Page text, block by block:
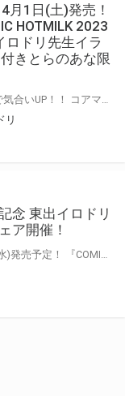
4月1日(土)発売！
HOTMILK 2023
ロドリ先生イラ
きとらのあな限
リ
念 東出イロドリ
ア開催！